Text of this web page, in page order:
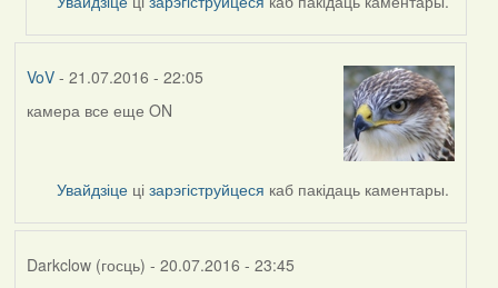
VoV- 21.07.2016 - 22:05
камера все еще ON
Увайдзіце цізарэгіструйцеся каб пакідаць каментары.
Darkclow (госць) - 20.07.2016 - 23:45